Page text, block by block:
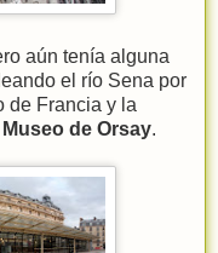
aún tenía alguna
el río Sena por
de Francia y la
Museo de Orsay.